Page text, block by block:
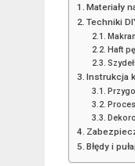
Materiały
Techniki
Haft
Instrukcja
Błędy i